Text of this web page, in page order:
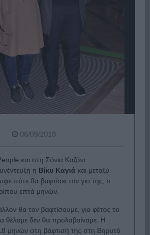
06/09/2018
και στη Σόνια Καζόνι
η Βίκυ Καγιά και μεταξύ
πότε θα βαφτίσει τον γιο της, ο
επτά μηνών.
θα τον βαφτίσουμε, για φέτος το
θέλαμε δεν θα προλαβαίναμε. Η
μηνών στη βάφτισή της στη Βηρυτό